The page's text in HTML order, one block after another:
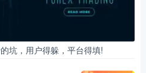
坑，用户得躲，平台得填!